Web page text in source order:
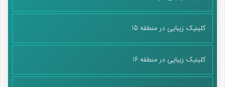
کلینیک زیبایی در منطقه 15
کلینیک زیبایی در منطقه 16